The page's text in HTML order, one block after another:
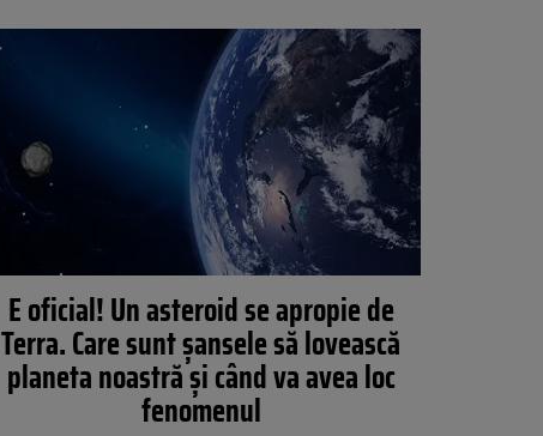
E oficial! Un asteroid se apropie de
Terra. Care sunt șansele să lovească
planeta noastră și când va avea loc
fenomenul